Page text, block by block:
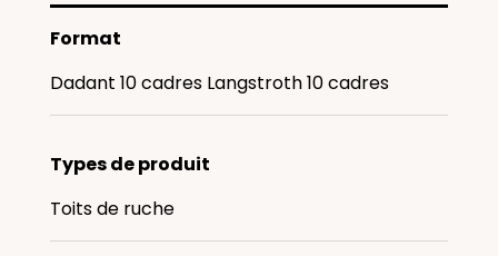
Format
Dadant 10 cadres Langstroth 10 cadres
Types de produit
Toits de ruche